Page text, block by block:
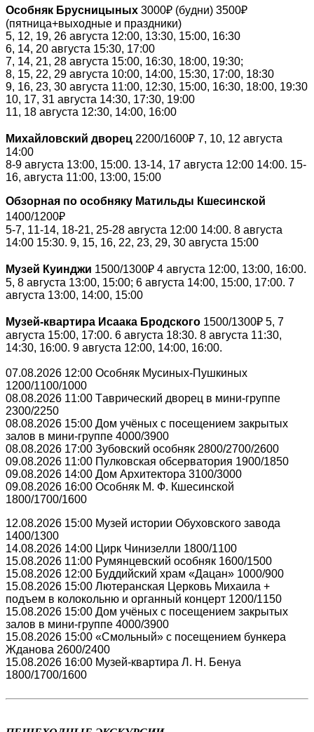
Особняк Брусницыных 3000₽ (будни) 3500₽
(пятница+выходные и праздники)
5, 12, 19, 26 августа 12:00, 13:30, 15:00, 16:30
6, 14, 20 августа 15:30, 17:00
7, 14, 21, 28 августа 15:00, 16:30, 18:00, 19:30;
8, 15, 22, 29 августа 10:00, 14:00, 15:30, 17:00, 18:30
9, 16, 23, 30 августа 11:00, 12:30, 15:00, 16:30, 18:00, 19:30
10, 17, 31 августа 14:30, 17:30, 19:00
11, 18 августа 12:30, 14:00, 16:00
Михайловский дворец 2200/1600₽ 7, 10, 12 августа
14:00
8-9 августа 13:00, 15:00. 13-14, 17 августа 12:00 14:00. 15-
16, августа 11:00, 13:00, 15:00
Обзорная по особняку Матильды Кшесинской
1400/1200₽
5-7, 11-14, 18-21, 25-28 августа 12:00 14:00. 8 августа
14:00 15:30. 9, 15, 16, 22, 23, 29, 30 августа 15:00
Музей Куинджи 1500/1300₽ 4 августа 12:00, 13:00, 16:00.
5, 8 августа 13:00, 15:00; 6 августа 14:00, 15:00, 17:00. 7
августа 13:00, 14:00, 15:00
Музей-квартира Исаака Бродского 1500/1300₽ 5, 7
августа 15:00, 17:00. 6 августа 18:30. 8 августа 11:30,
14:30, 16:00. 9 августа 12:00, 14:00, 16:00.
07.08.2026 12:00 Особняк Мусиных-Пушкиных
1200/1100/1000
08.08.2026 11:00 Таврический дворец в мини-группе
2300/2250
08.08.2026 15:00 Дом учёных с посещением закрытых
залов в мини-группе 4000/3900
08.08.2026 17:00 Зубовский особняк 2800/2700/2600
09.08.2026 11:00 Пулковская обсерватория 1900/1850
09.08.2026 14:00 Дом Архитектора 3100/3000
09.08.2026 16:00 Особняк М. Ф. Кшесинской
1800/1700/1600
12.08.2026 15:00 Музей истории Обуховского завода
1400/1300
14.08.2026 14:00 Цирк Чинизелли 1800/1100
15.08.2026 11:00 Румянцевский особняк 1600/1500
15.08.2026 12:00 Буддийский храм «Дацан» 1000/900
15.08.2026 15:00 Лютеранская Церковь Михаила +
подъем в колокольню и органный концерт 1200/1150
15.08.2026 15:00 Дом учёных с посещением закрытых
залов в мини-группе 4000/3900
15.08.2026 15:00 «Смольный» с посещением бункера
Жданова 2600/2400
15.08.2026 16:00 Музей-квартира Л. Н. Бенуа
1800/1700/1600